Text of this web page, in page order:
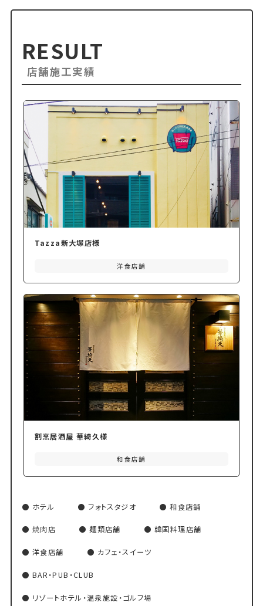
RESULT
店舗施工実績
Tazza新大塚店様
洋食店舗
割烹居酒屋 華綺久様
和食店舗
ホテル フォトスタジオ 和食店舗
焼肉店 麺類店舗 韓国料理店舗
洋食店舗 カフェ・スイーツ
BAR・PUB・CLUB
リゾートホテル・温泉施設・ゴルフ場